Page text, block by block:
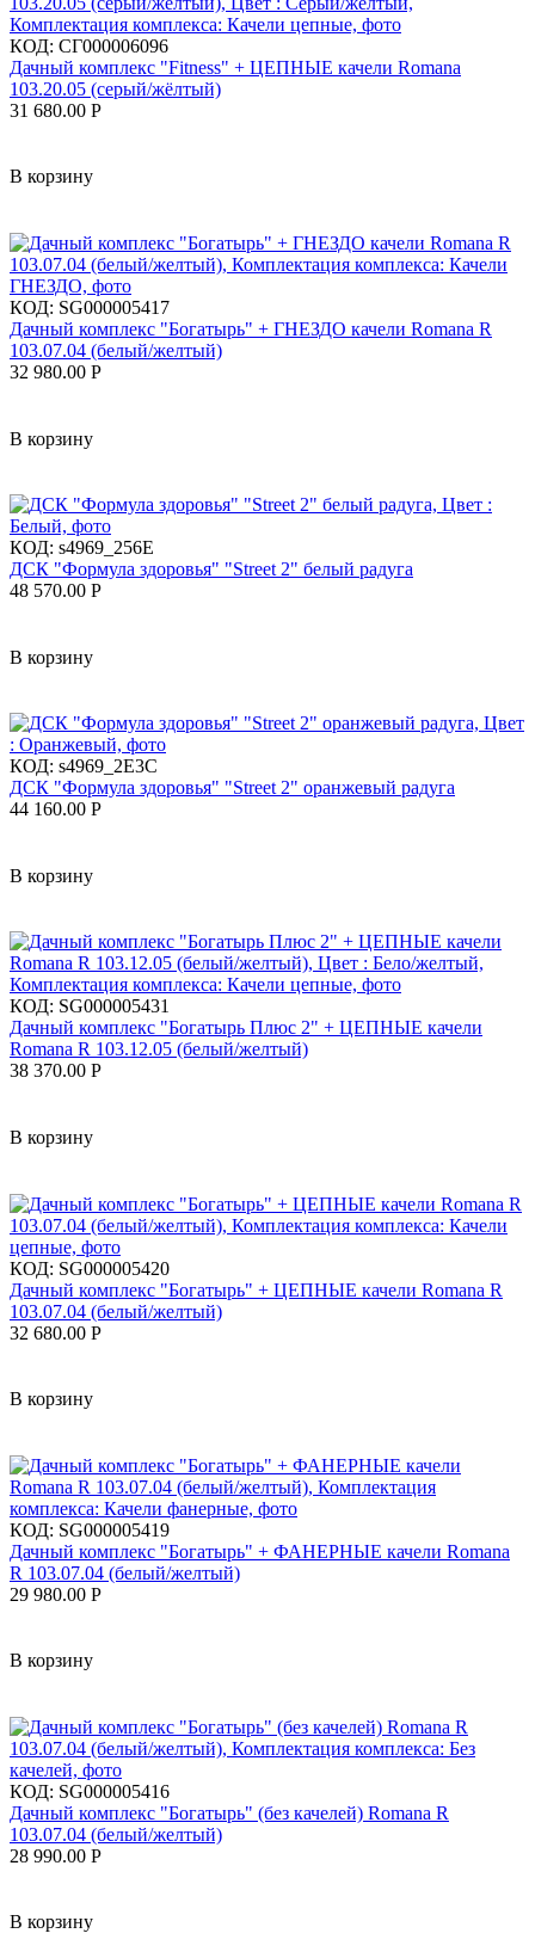
КОД: СГ000006096
Дачный комплекс "Fitness" + ЦЕПНЫЕ качели Romana
103.20.05 (серый/жёлтый)
31 680.00 Р
В корзину
КОД: SG000005417
Дачный комплекс "Богатырь" + ГНЕЗДО качели Romana R
103.07.04 (белый/желтый)
32 980.00 Р
В корзину
КОД: s4969_256E
ДСК "Формула здоровья" "Street 2" белый радуга
48 570.00 Р
В корзину
КОД: s4969_2E3C
ДСК "Формула здоровья" "Street 2" оранжевый радуга
44 160.00 Р
В корзину
КОД: SG000005431
Дачный комплекс "Богатырь Плюс 2" + ЦЕПНЫЕ качели
Romana R 103.12.05 (белый/желтый)
38 370.00 Р
В корзину
КОД: SG000005420
Дачный комплекс "Богатырь" + ЦЕПНЫЕ качели Romana R
103.07.04 (белый/желтый)
32 680.00 Р
В корзину
КОД: SG000005419
Дачный комплекс "Богатырь" + ФАНЕРНЫЕ качели Romana
R 103.07.04 (белый/желтый)
29 980.00 Р
В корзину
КОД: SG000005416
Дачный комплекс "Богатырь" (без качелей) Romana R
103.07.04 (белый/желтый)
28 990.00 Р
В корзину